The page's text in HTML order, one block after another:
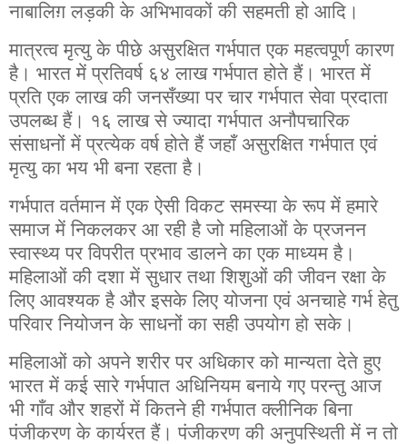
नाबालिग़ लड़की के अभिभावकों की सहमती हो आदि।
मात्रत्व मृत्यु के पीछे असुरक्षित गर्भपात एक महत्वपूर्ण कारण
है। भारत में प्रतिवर्ष ६४ लाख गर्भपात होते हैं। भारत में
प्रति एक लाख की जनसँख्या पर चार गर्भपात सेवा प्रदाता
उपलब्ध हैं। १६ लाख से ज्यादा गर्भपात अनौपचारिक
संसाधनों में प्रत्येक वर्ष होते हैं जहाँ असुरक्षित गर्भपात एवं
मृत्यु का भय भी बना रहता है।
गर्भपात वर्तमान में एक ऐसी विकट समस्या के रूप में हमारे
समाज में निकलकर आ रही है जो महिलाओं के प्रजनन
स्वास्थ्य पर विपरीत प्रभाव डालने का एक माध्यम है।
महिलाओं की दशा में सुधार तथा शिशुओं की जीवन रक्षा के
लिए आवश्यक है और इसके लिए योजना एवं अनचाहे गर्भ हेतु
परिवार नियोजन के साधनों का सही उपयोग हो सके।
महिलाओं को अपने शरीर पर अधिकार को मान्यता देते हुए
भारत में कई सारे गर्भपात अधिनियम बनाये गए परन्तु आज
भी गाँव और शहरों में कितने ही गर्भपात क्लीनिक बिना
पंजीकरण के कार्यरत हैं। पंजीकरण की अनुपस्थिती में न तो